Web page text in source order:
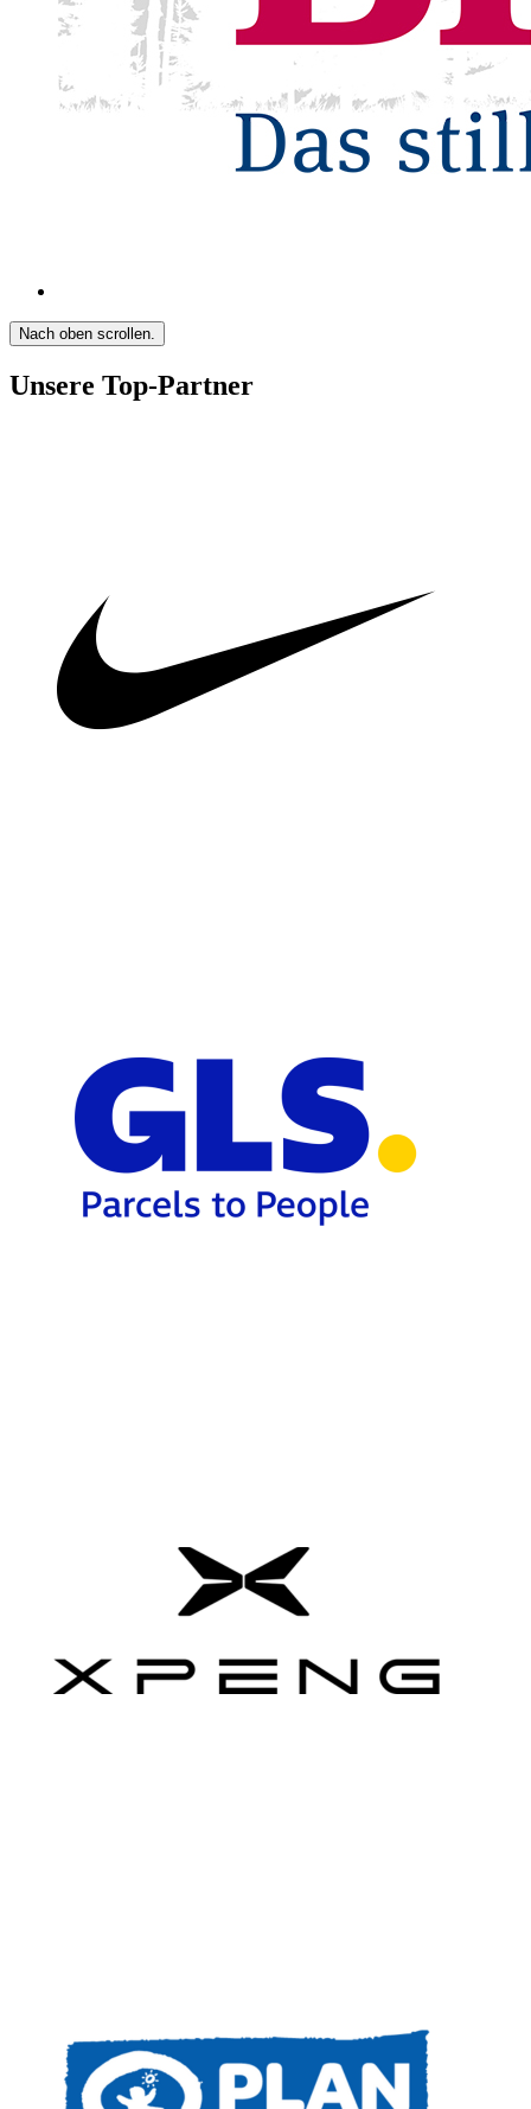
Nach oben scrollen.
Unsere Top-Partner